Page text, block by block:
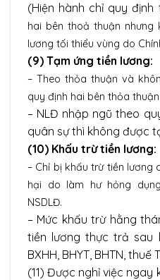
(Hiện hành chỉ quy định
hai bên thoả thuận
lương tối thiểu vùng do
(9) Tạm ứng tiền lương:
– Theo thỏa thuận và
quy định hai bên thỏa
– NLĐ nhập ngũ theo
quân sự thì không được
(10) Khấu trừ tiền lương:
– Chỉ bị khấu trừ tiền lương
hại do làm hư hỏng
NSDLĐ.
– Mức khấu trừ hằng
tiền lương thực trả sau
BXHH, BHYT, BHTN, thuế
(11) Được nghỉ việc